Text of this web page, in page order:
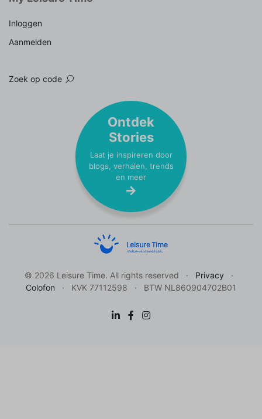
Inloggen
Aanmelden
Zoek op code
Ontdek
Stories
Laat je inspireren door
blogs, verhalen, trends
en meer
© 2026 Leisure Time. All rights reserved
Privacy
Colofon
KVK 77112598 BTW NL860904702B01